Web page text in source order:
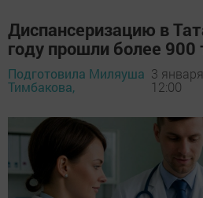
Диспансеризацию в
году прошли более 900
Подготовила Миляуша
Тимбакова,
3
12:00